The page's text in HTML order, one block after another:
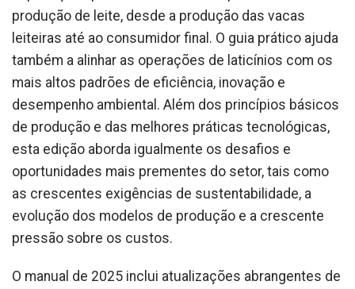
produção de leite, desde a produção das vacas
leiteiras até ao consumidor final. O guia prático ajuda
também a alinhar as operações de laticínios com os
mais altos padrões de eficiência, inovação e
desempenho ambiental. Além dos princípios básicos
de produção e das melhores práticas tecnológicas,
esta edição aborda igualmente os desafios e
oportunidades mais prementes do setor, tais como
as crescentes exigências de sustentabilidade, a
evolução dos modelos de produção e a crescente
pressão sobre os custos.
O manual de 2025 inclui atualizações abrangentes de